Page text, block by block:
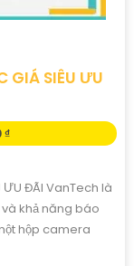
GIÁ SIÊU ƯU
₫
ĐÃI VanTech là
khả năng báo
hộp camera